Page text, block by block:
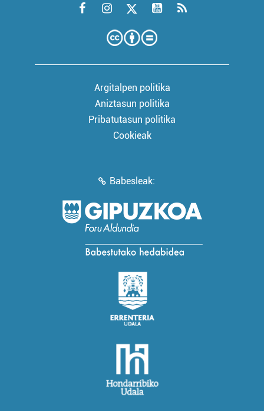
Argitalpen politika
Aniztasun politika
Pribatutasun politika
Cookieak
Babesleak: